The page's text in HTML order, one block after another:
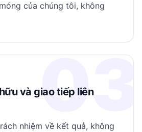
của chúng tôi, không
03
và giao tiếp liên
nhiệm về kết quả, không